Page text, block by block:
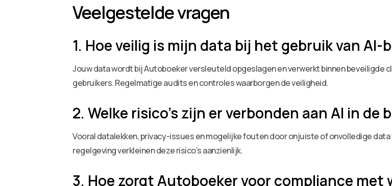
Veelgestelde vragen
1. Hoe veilig is mijn data bij het gebruik van AI-
Jouw data wordt bij Autoboeker versleuteld opgeslagen en verwerkt binnen
gebruikers. Regelmatige audits en controles waarborgen de veiligheid.
2. Welke risico’s zijn er verbonden aan AI in de
Vooral datalekken, privacy-issues en mogelijke fouten door onjuiste of onvolledige
regelgeving verkleinen deze risico’s aanzienlijk.
3. Hoe zorgt Autoboeker voor compliance met